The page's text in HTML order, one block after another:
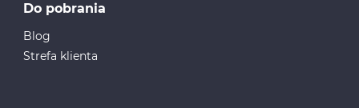
Do pobrania
Blog
Strefa klienta